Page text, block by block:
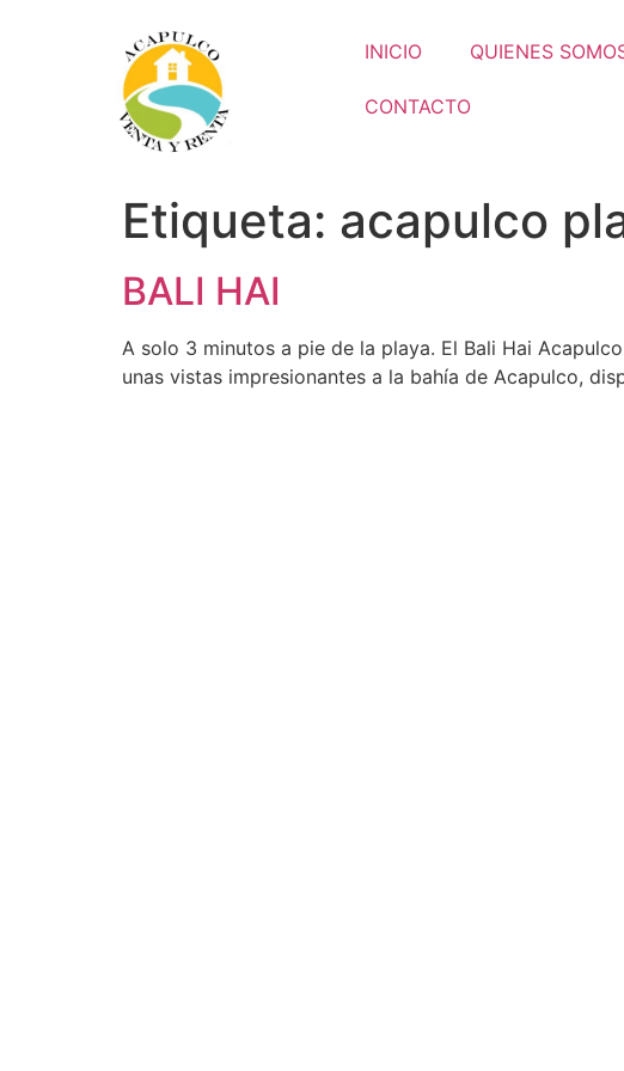
INICIO QUIENES
CONTACTO
Etiqueta: acapulco
BALI HAI
A solo 3 minutos a pie de la playa. El Bali Hai
unas vistas impresionantes a la bahía de Acapulco,